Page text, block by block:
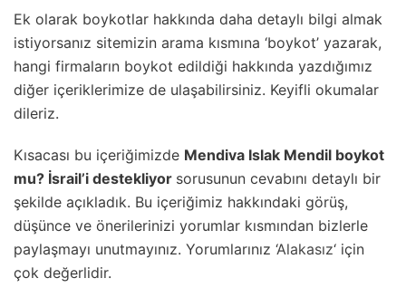
Ek olarak boykotlar hakkında daha detaylı bilgi almak
istiyorsanız sitemizin arama kısmına ‘boykot’ yazarak,
hangi firmaların boykot edildiği hakkında yazdığımız
diğer içeriklerimize de ulaşabilirsiniz. Keyifli okumalar
dileriz.
Kısacası bu içeriğimizde Mendiva Islak Mendil boykot
mu? İsrail’i destekliyor sorusunun cevabını detaylı bir
şekilde açıkladık. Bu içeriğimiz hakkındaki görüş,
düşünce ve önerilerinizi yorumlar kısmından bizlerle
paylaşmayı unutmayınız. Yorumlarınız ‘Alakasız‘ için
çok değerlidir.